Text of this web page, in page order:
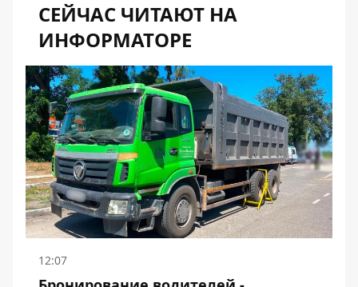
СЕЙЧАС ЧИТАЮТ НА
ИНФОРМАТОРЕ
12:07